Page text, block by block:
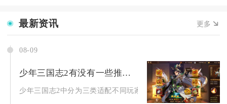
最新资讯 更多
08-09
少年三国志2有没有一些推荐军团可以介绍
少年三国志2中分为三类适配不同玩家的优质军团，分别是冲榜